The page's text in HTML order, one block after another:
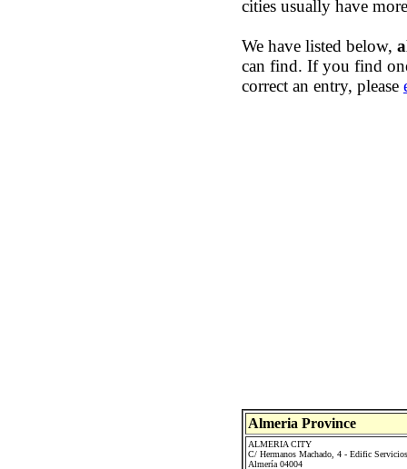
cities usually have
We have listed below,
can find. If you find
correct an entry, please
Almeria Province
ALMERIA CITY
C/ Hermanos Machado, 4 - Edific
Almería 04004